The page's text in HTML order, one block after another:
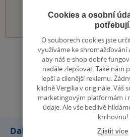
1 2 3 4 5
Zobrazit všechna
Přidat
Další knihy autora
Cookies a osobní
O souborech cookies jste
využíváme ke shromažďování
aby náš e-shop dobře
nadále zlepšovat. Také nám
lepší a cílenější reklamu.
klidně Vergilia v originále. Váš
marketingovým platformám i
údaje. Ale vše bedlivě
knihovnu!
Zjistit více